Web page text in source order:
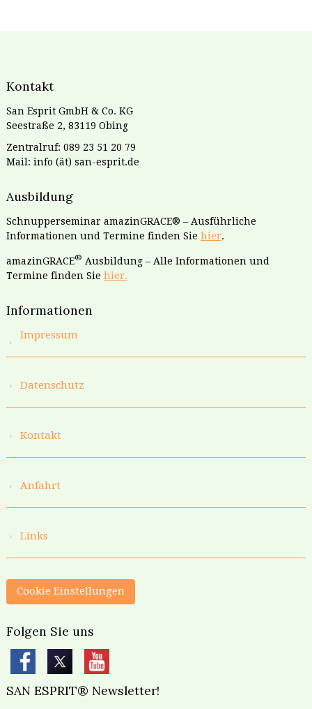
Kontakt
San Esprit GmbH & Co. KG
Seestraße 2, 83119 Obing
Zentralruf: 089 23 51 20 79
Mail: info (ät) san-esprit.de
Ausbildung
Schnupperseminar amazinGRACE® – Ausführliche
Informationen und Termine finden Sie hier.
amazinGRACE® Ausbildung – Alle Informationen und
Termine finden Sie hier.
Informationen
Impressum
Datenschutz
Kontakt
Anfahrt
Links
Cookie Einstellungen
Folgen Sie uns
SAN ESPRIT® Newsletter!